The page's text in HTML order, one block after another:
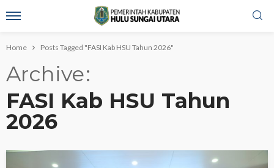
Home Posts Tagged "FASI Kab HSU Tahun 2026"
Archive
FASI Kab HSU Tahun
2026